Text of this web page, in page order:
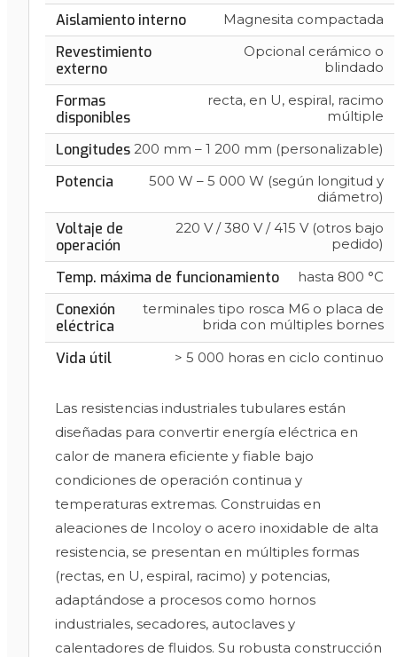
Aislamiento interno Magnesita compactada
Revestimiento
externo
Opcional cerámico o
blindado
Formas
disponibles
recta, en U, espiral, racimo
múltiple
Longitudes 200 mm – 1 200 mm (personalizable)
Potencia
500 W – 5 000 W (según longitud y
diámetro)
Voltaje de
operación
220 V / 380 V / 415 V (otros bajo
pedido)
Temp. máxima de funcionamiento hasta 800 °C
Conexión
eléctrica
terminales tipo rosca M6 o placa de
brida con múltiples bornes
Vida útil > 5 000 horas en ciclo continuo
Las resistencias industriales tubulares están
diseñadas para convertir energía eléctrica en
calor de manera eficiente y fiable bajo
condiciones de operación continua y
temperaturas extremas. Construidas en
aleaciones de Incoloy o acero inoxidable de alta
resistencia, se presentan en múltiples formas
(rectas, en U, espiral, racimo) y potencias,
adaptándose a procesos como hornos
industriales, secadores, autoclaves y
calentadores de fluidos. Su robusta construcción